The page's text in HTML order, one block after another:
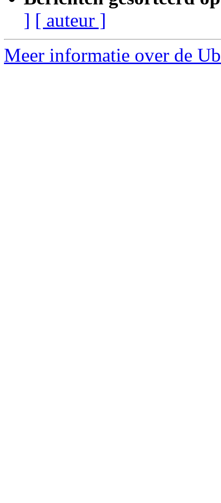
] [ auteur ]
Meer informatie over de